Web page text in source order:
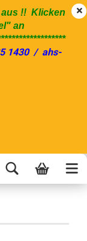
aus !! Klicken
an
1430 / ahs-